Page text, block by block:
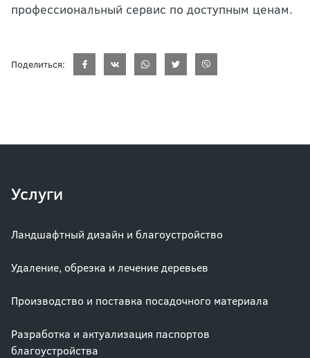
профессиональный сервис по доступным ценам.
Поделиться:
Услуги
Ландшафтный дизайн и благоустройство
Удаление, обрезка и лечение деревьев
Производство и поставка посадочного материала
Разработка и актуализация паспортов
благоустройства